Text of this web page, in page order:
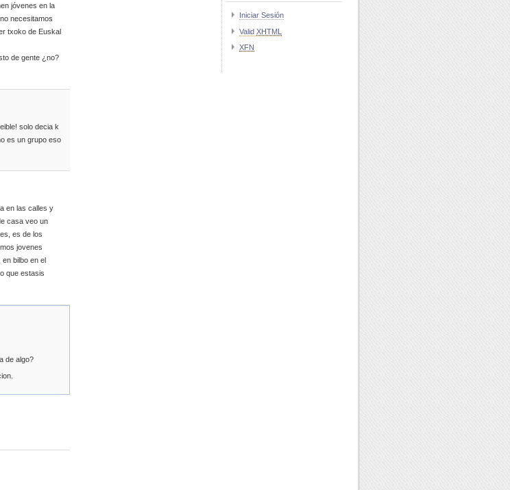
jóvenes en la
necesitamos
txoko de Euskal
de gente ¿no?
solo decia k
es un grupo eso
en las calles y
casa veo un
es de los
jovenes
bilbo en el
que estasis
de algo?
Iniciar Sesión
Valid XHTML
XFN